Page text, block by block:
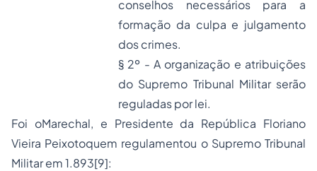
conselhos necessários para a
formação da culpa e julgamento
dos crimes.
§ 2º - A organização e atribuições
do Supremo Tribunal Militar serão
reguladas por lei.
Foi oMarechal, e Presidente da República Floriano
Vieira Peixotoquem regulamentou o Supremo Tribunal
Militar em 1.893[9]: